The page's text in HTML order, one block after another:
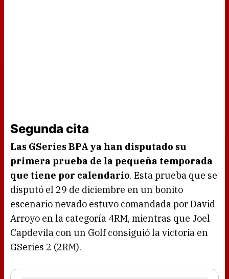
Segunda cita
Las GSeries BPA ya han disputado su
primera prueba de la pequeña temporada
que tiene por calendario. Esta prueba que se
disputó el 29 de diciembre en un bonito
escenario nevado estuvo comandada por David
Arroyo en la categoría 4RM, mientras que Joel
Capdevila con un Golf consiguió la victoria en
GSeries 2 (2RM).